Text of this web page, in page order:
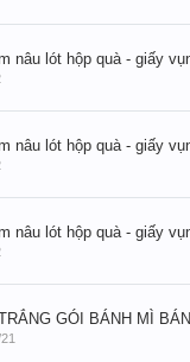
nâu lót hộp quà - giấy
nâu lót hộp quà - giấy
nâu lót hộp quà - giấy
GÓI BÁNH MÌ